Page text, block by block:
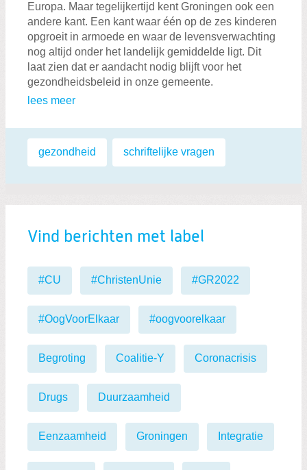
Europa. Maar tegelijkertijd kent Groningen ook een
andere kant. Een kant waar één op de zes kinderen
opgroeit in armoede en waar de levensverwachting
nog altijd onder het landelijk gemiddelde ligt. Dit
laat zien dat er aandacht nodig blijft voor het
gezondheidsbeleid in onze gemeente.
lees meer
gezondheid schriftelijke vragen
Vind berichten met label
#CU #ChristenUnie #GR2022
#OogVoorElkaar #oogvoorelkaar
Begroting Coalitie-Y Coronacrisis
Drugs Duurzaamheid
Eenzaamheid Groningen Integratie